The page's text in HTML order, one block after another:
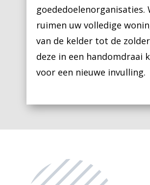
goededoelenorganisaties.
ruimen uw volledige
van de kelder tot de
deze in een handomdraai
voor een nieuwe invulling.